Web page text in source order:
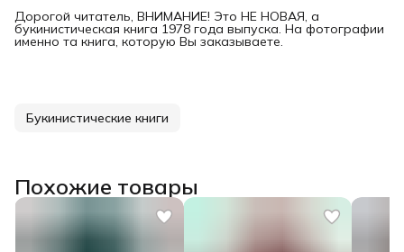
Дорогой читатель, ВНИМАНИЕ! Это НЕ НОВАЯ, а
букинистическая книга 1978 года выпуска. На фотографии
именно та книга, которую Вы заказываете.
Букинистические книги
Похожие товары